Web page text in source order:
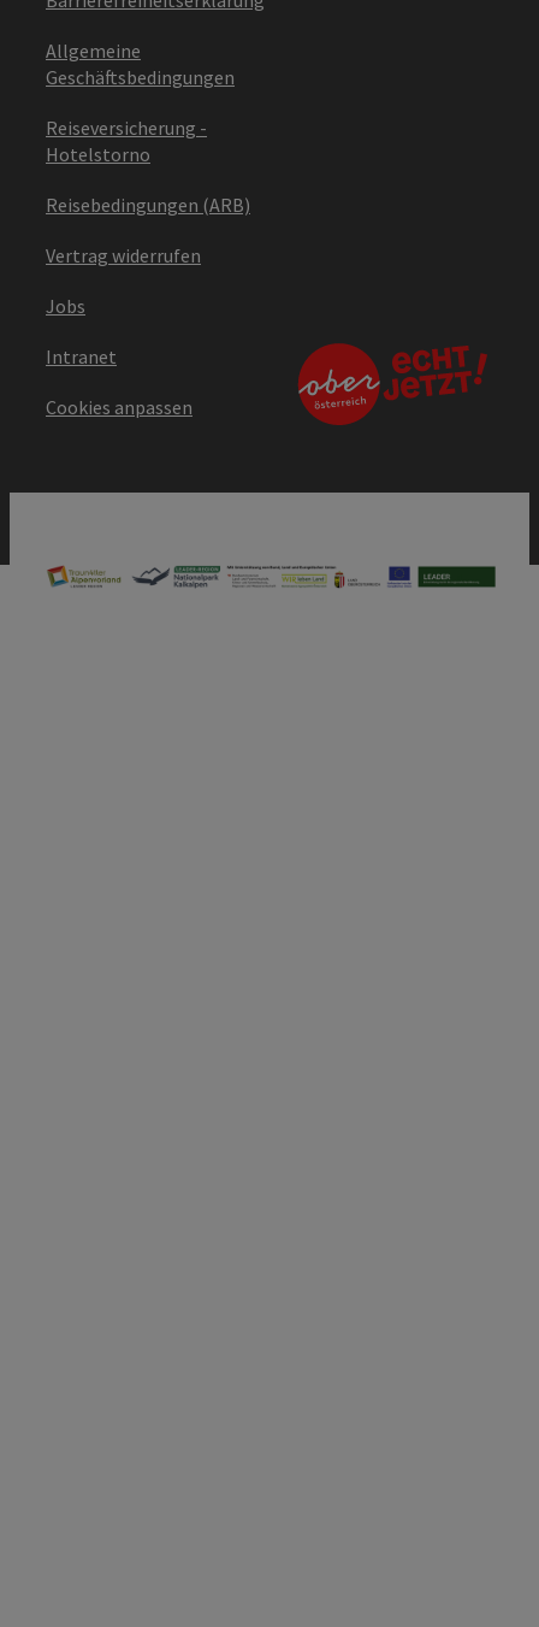
Allgemeine
Geschäftsbedingungen
Reiseversicherung -
Hotelstorno
Reisebedingungen (ARB)
Vertrag widerrufen
Jobs
Intranet
Cookies anpassen